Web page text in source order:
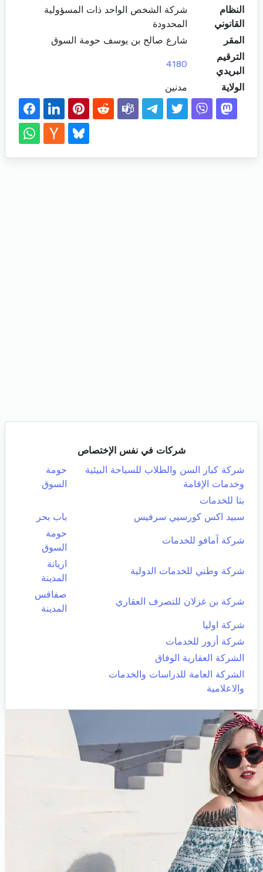
النظام
القانوني
شركة الشخص الواحد ذات المسؤولية
المحدودة
المقر
شارع صالح بن يوسف حومة السوق
الترقيم
البريدي
4180
الولاية مدنين
شركات في نفس الإختصاص
شركة كبار السن والطلاب للسياحة البيئية
وخدمات الإقامة
حومة
السوق
بتا للخدمات
سبيد اكس كورسيي سرفيس
باب بحر
شركة آمافو للخدمات
حومة
السوق
شركة وطني للخدمات الدولية
اريانة
المدينة
شركة بن غزلان للتصرف العقاري
صفاقس
المدينة
شركة اوليا
شركة أزور للخدمات
الشركة العقارية الوفاق
الشركة العامة للدراسات والخدمات
والاعلامية